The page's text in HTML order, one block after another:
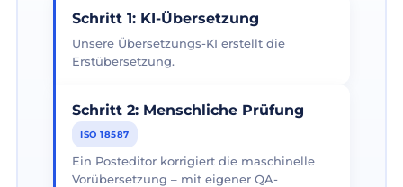
Schritt 1: KI-Übersetzung
Unsere Übersetzungs-KI erstellt die
Erstübersetzung.
Schritt 2: Menschliche Prüfung
ISO 18587
Ein Posteditor korrigiert die maschinelle
Vorübersetzung – mit eigener QA-